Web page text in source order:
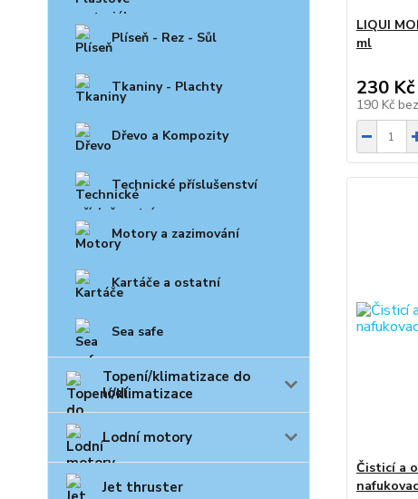
Plíseň - Rez - Sůl
Tkaniny - Plachty
Dřevo a Kompozity
Technické příslušenství
Motory a zazimování
Kartáče a ostatní
Sea safe
Topení/klimatizace do
lodí
Lodní motory
Jet thruster
LIQUI
ml
230 Kč
190 Kč
Čisticí a